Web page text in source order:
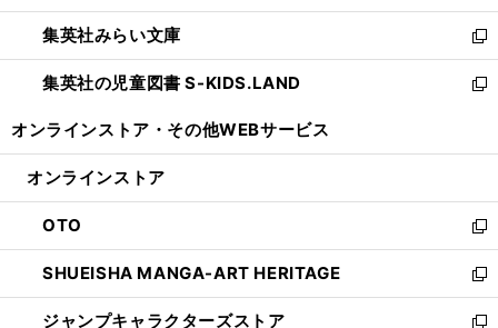
開
く
ウ
で
開
く
ン
ド
ウ
で
ウ
ィ
ン
ド
開
集英社みらい文庫
新
し
い
ン
ウ
で
開
く
集英社の児童図書 S-KIDS.LAND
新
ウ
ン
ド
ウ
で
開
く
オンラインストア・ その他WEBサービス
オンラインストア
OTO
新
し
い
ウ
ィ
SHUEISHA MANGA-ART HERITAGE
新
し
ジャンプキャラクターズストア